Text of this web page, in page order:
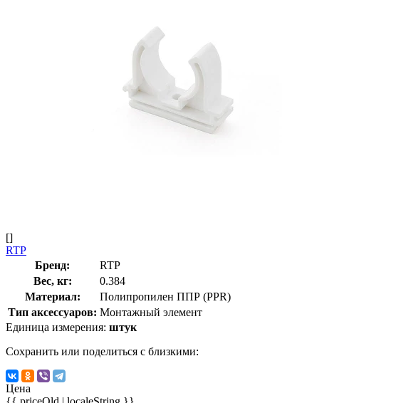
[]
RTP
Бренд:
RTP
Вес, кг:
0.384
Материал:
Полипропилен ППР (PPR)
Тип аксессуаров: Монтажный элемент
Единица измерения: штук
Сохранить или поделиться с близкими:
Цена